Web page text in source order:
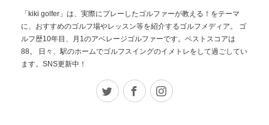
「kiki golfer」は、実際にプレーしたゴルファーが教える！をテーマ
に、おすすめのゴルフ場やレッスン等を紹介するゴルフメディア。 ゴ
ルフ歴10年目、月1のアベレージゴルファーです。ベストスコアは
88。 日々、駅のホームでゴルフスイングのイメトレをして過ごしてい
ます。SNS更新中！
Twitter Facebook